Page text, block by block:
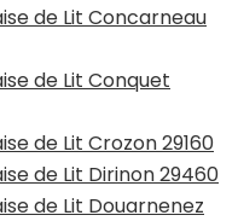
de Lit Concarneau
de Lit Conquet
de Lit Crozon 29160
de Lit Dirinon 29460
de Lit Douarnenez